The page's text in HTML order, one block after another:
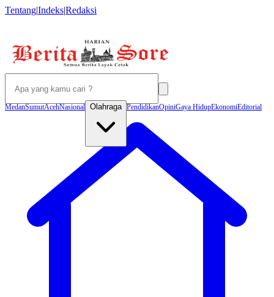
Tentang|Indeks|Redaksi
MedanSumutAcehNasional Olahraga PendidikanOpiniGaya HidupEkonomiEditorial